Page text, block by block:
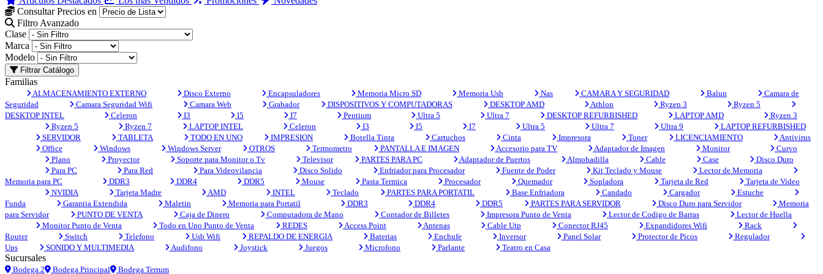
Consultar Precios en
Filtro Avanzado
Clase
Marca
Modelo
Filtrar Catálogo
Familias
ALMACENAMIENTO EXTERNO Disco Externo Encapsuladores Memoria Micro SD Memoria Usb Nas CAMARA Y SEGURIDAD Balun
Camara de
Seguridad
Camara Seguridad Wifi Camara Web Grabador DISPOSITIVOS Y COMPUTADORAS DESKTOP AMD Athlon Ryzen 3
Ryzen 5
DESKTOP INTEL
Celeron I3 I5 I7 Pentium Ultra 5 Ultra 7 DESKTOP REFURBISHED LAPTOP AMD
Ryzen 3
Ryzen 5
Ryzen 7 LAPTOP INTEL Celeron I3 I5 I7 Ultra 5 Ultra 7 Ultra 9
LAPTOP REFURBISHED
SERVIDOR
TABLETA TODO EN UNO IMPRESION Botella Tinta Cartuchos Cinta Impresora Toner LICENCIAMIENTO
Antivirus
Office
Windows Windows Server OTROS Termometro PANTALLA E IMAGEN Accesorio para TV Adaptador de Imagen Monitor
Curvo
Plano
Proyector Soporte para Monitor o Tv Televisor PARTES PARA PC Adaptador de Puertos Almohadilla Cable Case
Disco Duro
Para PC
Para Red Para Videovilancia Disco Solido Enfriador para Procesador Fuente de Poder Kit Teclado y Mouse
Lector de Memoria
Memoria para PC
DDR3 DDR4 DDR5 Mouse Pasta Termica Procesador Quemador Sopladora Tarjeta de Red
Tarjeta de Video
NVIDIA
Tarjeta Madre AMD INTEL Teclado PARTES PARA PORTATIL Base Enfriadora Candado Cargador
Estuche
Funda
Garantia Extendida Maletin Memoria para Portatil DDR3 DDR4 DDR5 PARTES PARA SERVIDOR Disco Duro para Servidor
Memoria
para Servidor
PUNTO DE VENTA Caja de Dinero Computadora de Mano Contador de Billetes Impresora Punto de Venta Lector de Codigo de Barras
Lector de Huella
Monitor Punto de Venta
Todo en Uno Punto de Venta REDES Access Point Antenas Cable Utp Conector RJ45 Expandidores Wifi
Rack
Router
Switch Telefono Usb Wifi REPALDO DE ENERGIA Baterias Enchufe Inversor Panel Solar Protector de Picos
Regulador
Ups
SONIDO Y MULTIMEDIA Audifono Joystick Juegos Microfono Parlante Teatro en Casa
Sucursales
Bodega 2 Bodega Principal Bodega Terrum